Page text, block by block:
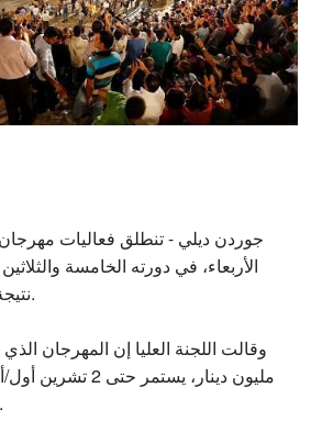
جوردن ديلي - تنطلق فعاليات
الأربعاء، في دورته الخامسة
نتيجة لانتشار فيروس كورونا.
مليون دينار،